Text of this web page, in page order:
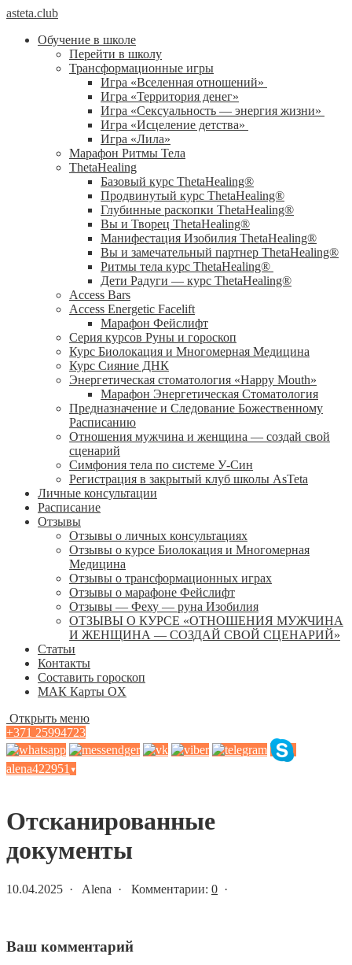
asteta.club
Обучение в школе
Перейти в школу
Трансформационные игры
Игра «Вселенная отношений»
Игра «Территория денег»
Игра «Сексуальность — энергия жизни»
Игра «Исцеление детства»
Игра «Лила»
Марафон Ритмы Тела
ThetaHealing
Базовый курс ThetaHealing®
Продвинутый курс ThetaHealing®
Глубинные раскопки ThetaHealing®
Вы и Творец ThetaHealing®
Манифестация Изобилия ThetaHealing®
Вы и замечательный партнер ThetaHealing®
Ритмы тела курс ThetaHealing®
Дети Радуги — курс ThetaHealing®
Access Bars
Access Energetic Facelift
Марафон Фейслифт
Серия курсов Руны и гороскоп
Курс Биолокация и Многомерная Медицина
Курс Сияние ДНК
Энергетическая стоматология «Happy Mouth»
Марафон Энергетическая Cтоматология
Предназначение и Следование Божественному
Расписанию
Отношения мужчина и женщина — создай свой
сценарий
Симфония тела по системе У-Син
Регистрация в закрытый клуб школы AsTeta
Личные консультации
Расписание
Отзывы
Отзывы о личных консультациях
Отзывы о курсе Биолокация и Многомерная
Медицина
Отзывы о трансформационных играх
Отзывы о марафоне Фейслифт
Отзывы — Феху — руна Изобилия
ОТЗЫВЫ О КУРСЕ «ОТНОШЕНИЯ МУЖЧИНА
И ЖЕНЩИНА — СОЗДАЙ СВОЙ СЦЕНАРИЙ»
Статьи
Контакты
Составить гороскоп
МАК Карты OХ
Открыть меню
+371 25994723
alena422951 ▾
Отсканированные
документы
10.04.2025 · Alena · Комментарии: 0 ·
Ваш комментарий